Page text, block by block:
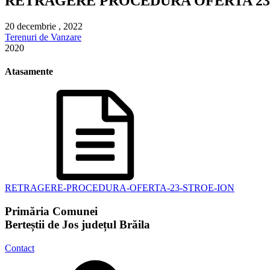
20 decembrie , 2022
Terenuri de Vanzare
2020
Atasamente
RETRAGERE-PROCEDURA-OFERTA-23-STROE-ION
Primăria Comunei
Berteștii de Jos județul Brăila
Contact